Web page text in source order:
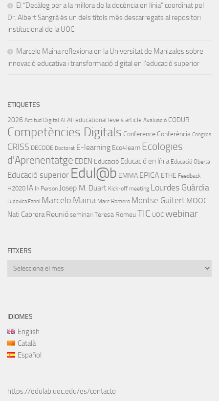
El “Decàleg per a la millora de la docència en línia” coordinat pel
Dr. Albert Sangrà és un dels títols més descarregats al repositori
institucional de la UOC
Marcelo Maina reflexiona en la Universitat de Manizales sobre
innovació educativa i transformació digital en l’educació superior
ETIQUETES
2026 Actitud Digital AI All educational levels article Avaluació CODUR
Competències Digitals Conference Conferència Congres
CRISS DECODE Doctorat E-learning Eco4learn Ecologies
d'Aprenentatge EDEN Educació Educació en línia Educació Oberta
Educació superior Edul@b EMMA EPICA ETHE Feedback
H2020 IA In Person Josep M. Duart Kick-off meeting Lourdes Guàrdia
Ludovica Fanni Marcelo Maina Marc Romero Montse Guitert MOOC
Nati Cabrera Reunió seminari Teresa RomeuTIC UOC webinar
FITXERS
Fitxers
IDIOMES
English
Català
Español
https://edulab.uoc.edu/es/contacto